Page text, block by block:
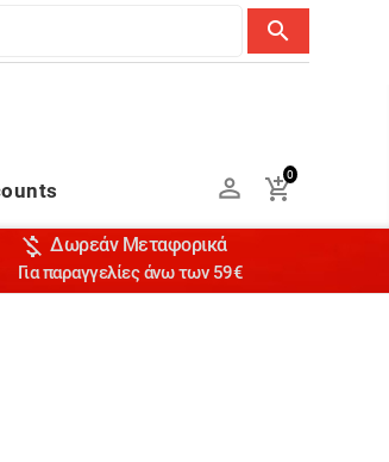
search

0

 Δωρεάν Μεταφορικά
Για παραγγελίες άνω των 59€